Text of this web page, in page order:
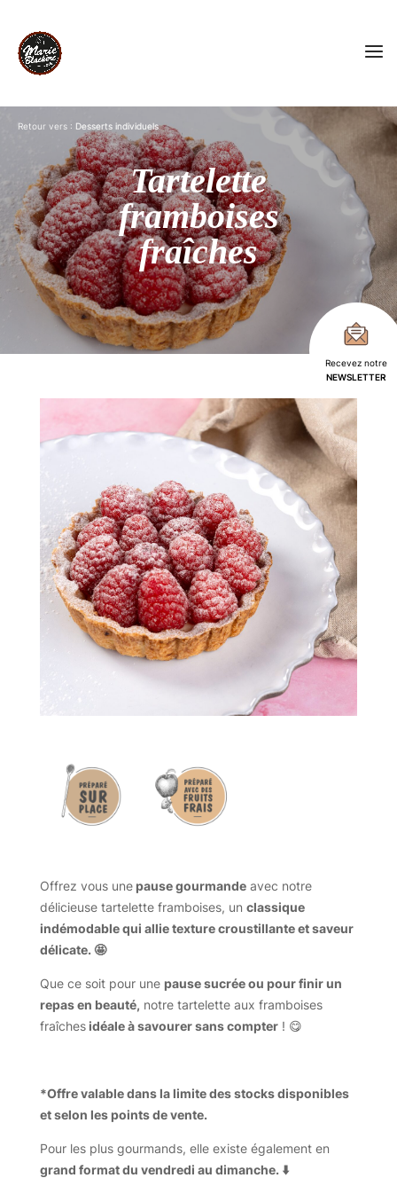
Retour vers : Desserts individuels
Tartelette
framboises
fraîches
Offrez vous unepause gourmandeavec notre
délicieuse tartelette framboises, un classique
indémodable qui allie texture croustillante et saveur
délicate. 🤩
Que ce soit pour une pause sucrée ou pour finir un
repas en beauté, notre tartelette aux framboises
fraîchesidéale à savourer sans compter! 😋
*Offre valable dans la limite des stocks disponibles
et selon les points de vente.
Pour les plus gourmands, elle existe également en
grand format du vendredi au dimanche. ⬇️
Recevez notre
NEWSLETTER